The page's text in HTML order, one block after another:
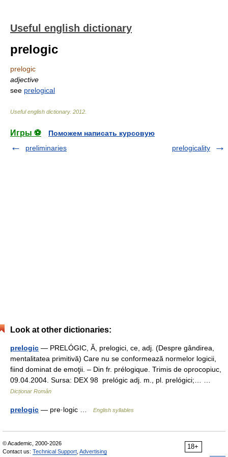
Useful english dictionary
prelogic
prelogic
adjective
see prelogical
Useful english dictionary. 2012
Игры ⚽
Поможем написать курсовую
preliminaries
prelogicality
Look at other dictionaries:
prelogic — PRELÓGIC, Ă, prelogici, ce, adj. (Despre gândirea,
mentalitatea primitivă) Care nu se conformează normelor logicii,
fiind dominat de emoţii. – Din fr. prélogique. Trimis de oprocopiuc,
09.04.2004. Sursa: DEX 98 prelógic adj. m., pl. prelógici;… …
Dicționar Român
prelogic — pre·logic … English syllables
18+
© Academic, 2000-2026
Contact us: Technical Support Advertising